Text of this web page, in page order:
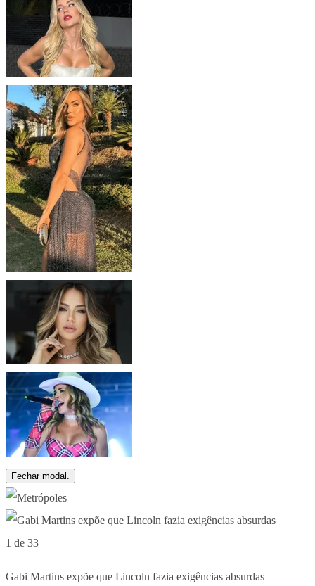
Fechar modal.
1 de 33
Gabi Martins expõe que Lincoln fazia exigências absurdas